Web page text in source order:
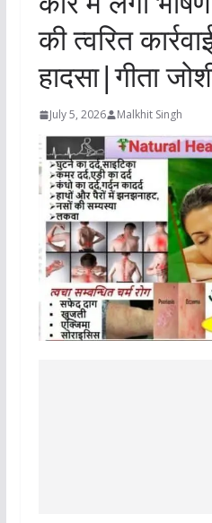
की त्वरित
हादसा|गीता
July 5, 2026 Malkhit Singh